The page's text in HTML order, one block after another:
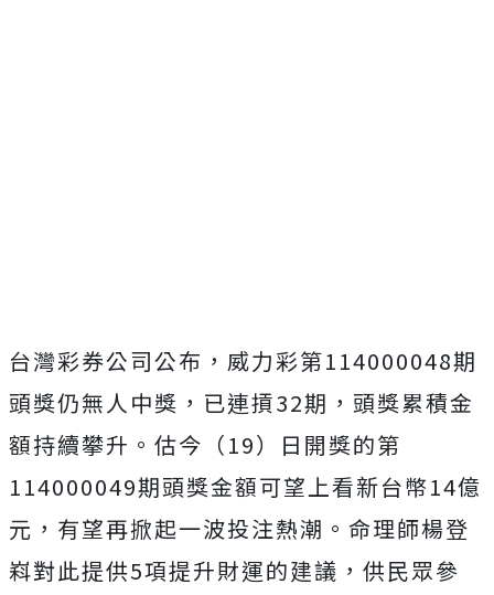
台灣彩券公司公布，威力彩第114000048期
頭獎仍無人中獎，已連摃32期，頭獎累積金
額持續攀升。估今（19）日開獎的第
114000049期頭獎金額可望上看新台幣14億
元，有望再掀起一波投注熱潮。命理師楊登
嵙對此提供5項提升財運的建議，供民眾參